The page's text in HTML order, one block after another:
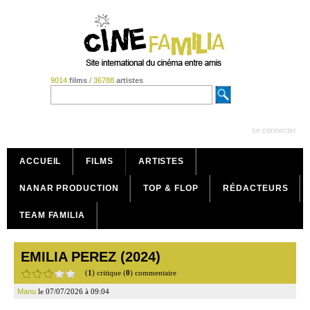
9014 films/ 36788 artistes
se connecter
ACCUEIL FILMS ARTISTES
NANAR PRODUCTION TOP & FLOP RÉDACTEURS
TEAM FAMILIA
EMILIA PEREZ (2024)
(1) critique (0) commentaire
Manu le 07/07/2026 à 09:04